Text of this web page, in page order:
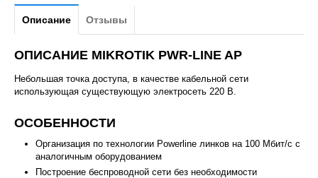
Описание Отзывы
ОПИСАНИЕ MIKROTIK PWR-LINE AP
Небольшая точка доступа, в качестве кабельной сети
использующая существующую электросеть 220 В.
ОСОБЕННОСТИ
Организация по технологии Powerline линков на 100 Мбит/с с
аналогичным оборудованием
Построение беспроводной сети без необходимости